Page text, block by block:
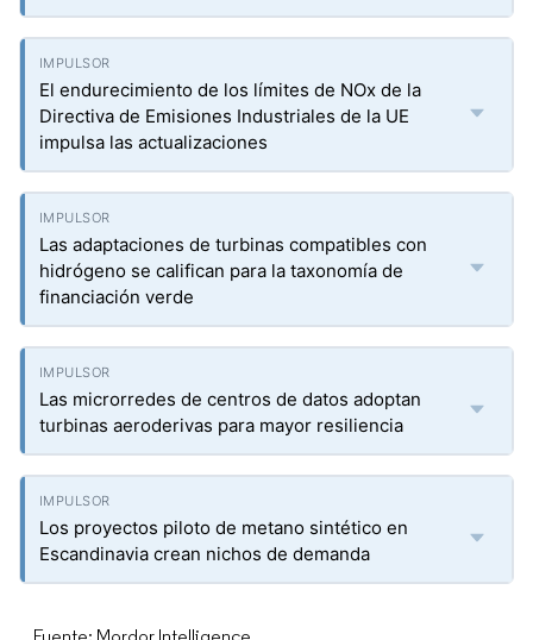
El endurecimiento de los límites de NOx de la
Directiva de Emisiones Industriales de la UE
impulsa las actualizaciones
Las adaptaciones de turbinas compatibles con
hidrógeno se califican para la taxonomía de
financiación verde
Las microrredes de centros de datos adoptan
turbinas aeroderivas para mayor resiliencia
Los proyectos piloto de metano sintético en
Escandinavia crean nichos de demanda